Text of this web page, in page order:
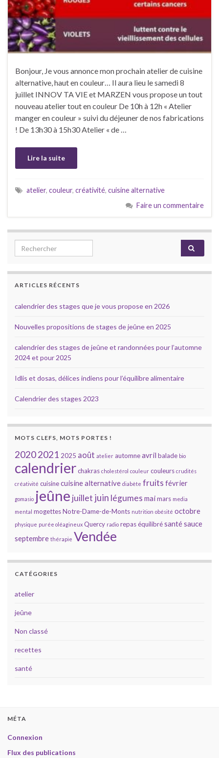
Bonjour, Je vous annonce mon prochain atelier de cuisine
alternative, haut en couleur… Il aura lieu le samedi 8
juillet INNOV TA VIE et MARZEN vous propose un tout
nouveau atelier tout en couleur De 10h à 12h « Atelier
manger en couleur » suivi du déjeuner de nos fabrications
! De 13h30 à 15h30 Atelier « de …
Lire la suite
atelier, couleur, créativité, cuisine alternative
Faire un commentaire
Search for:
ARTICLES RÉCENTS
calendrier des stages que je vous propose en 2026
Nouvelles propositions de stages de jeûne en 2025
calendrier des stages de jeûne et randonnées pour l’automne
2024 et pour 2025
Idlis et dosas, délices indiens pour l’équilibre alimentaire
Calendrier des stages 2023
MOTS CLEFS, MOTS PORTES !
20202021 2025 août atelier automneavril balade bio
calendrierchakras cholestérol couleur couleurs crudités
créativité cuisinecuisine alternative diabète fruits février
gomasio jeûne juillet juin légumes maimars media
mental mogettesNotre-Dame-de-Monts nutrition obésité octobre
physique purée oléagineux Quercy radio repas équilibrésantésauce
septembre thérapie Vendée
CATÉGORIES
atelier
jeûne
Non classé
recettes
santé
MÉTA
Connexion
Flux des publications